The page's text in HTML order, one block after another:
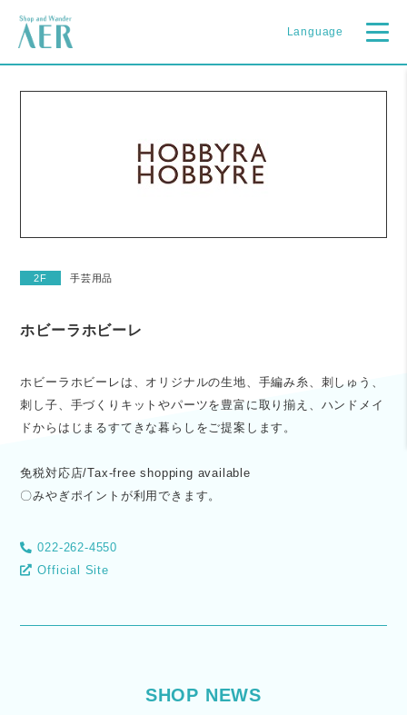
Language
2F 手芸用品
ホビーラホビーレ
ホビーラホビーレは、オリジナルの生地、手編み糸、刺しゅう、
刺し子、手づくりキットやパーツを豊富に取り揃え、ハンドメイ
ドからはじまるすてきな暮らしをご提案します。
免税対応店/Tax-free shopping available
〇みやぎポイントが利用できます。
022-262-4550
Official Site
SHOP NEWS